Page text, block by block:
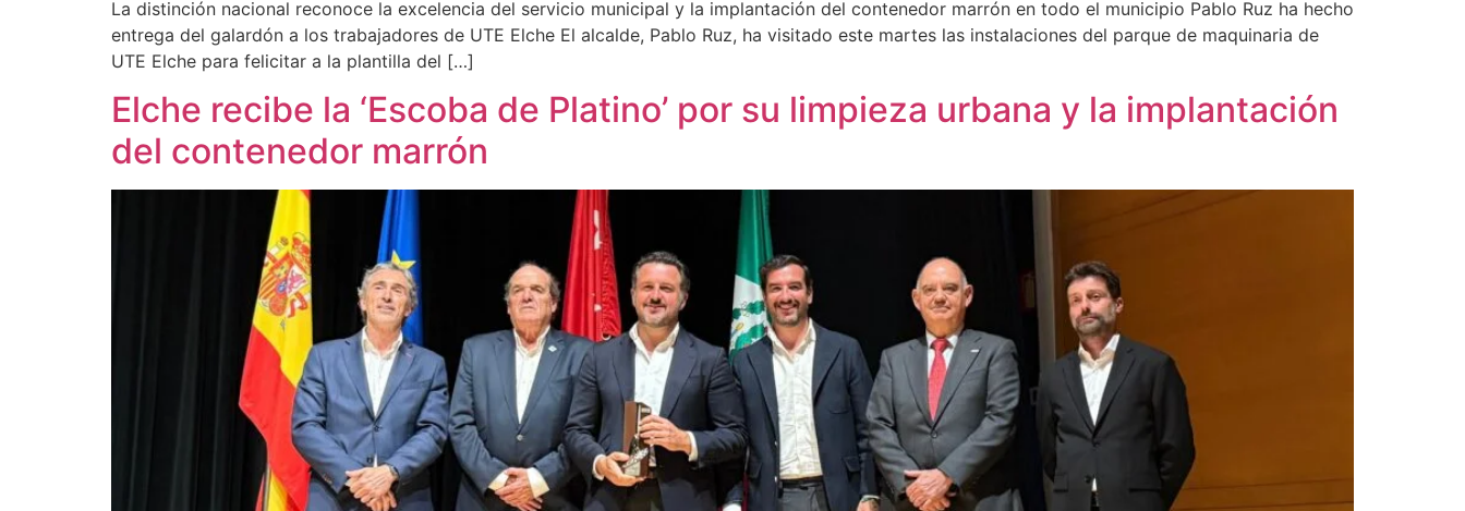
La distinción nacional reconoce la excelencia del servicio municipal y la implantación del contenedor marrón en todo el municipio Pablo Ruz ha hecho
entrega del galardón a los trabajadores de UTE Elche El alcalde, Pablo Ruz, ha visitado este martes las instalaciones del parque de maquinaria de
UTE Elche para felicitar a la plantilla del […]
Elche recibe la ‘Escoba de Platino’ por su limpieza urbana y la implantación
del contenedor marrón